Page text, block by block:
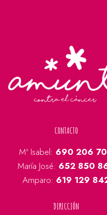
CONTACTO
Mª Isabel: 690 206
María José: 652 850
Amparo: 619 129
DIRECCIÓN